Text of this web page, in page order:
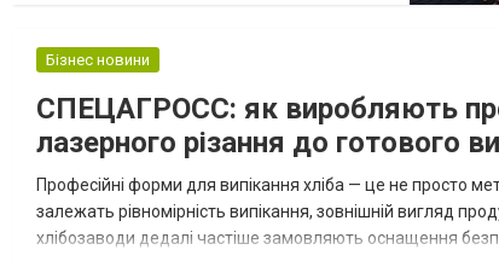
це видно ще до великого запасу. Як
машинка перевіряє нарізку Для
домашнього наповнення тютюн для гільз
варто оцінювати не тільки за ароматом.
Машинк...
Бізнес новини
СПЕЦАГРОСС: як виробляють
лазерного різання до готового
Професійні форми для випікання хліба — це не просто
залежать рівномірність випікання, зовнішній вигляд
хлібозаводи дедалі частіше замовляють оснащення